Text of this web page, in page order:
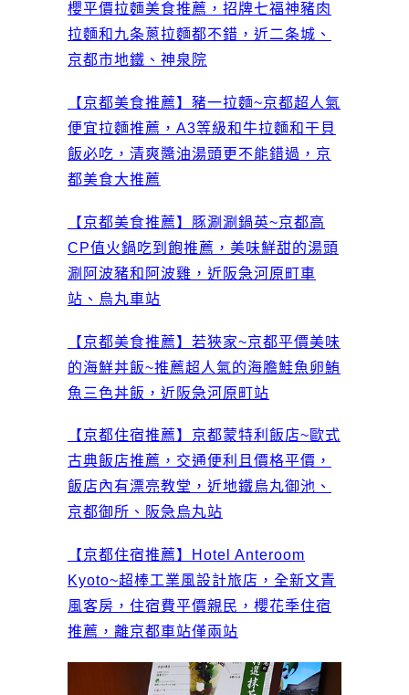
櫻平價拉麵美食推薦，招牌七福神豬肉
拉麵和九条蔥拉麵都不錯，近二条城、
京都市地鐵、神泉院
【京都美食推薦】豬一拉麵~京都超人氣
便宜拉麵推薦，A3等級和牛拉麵和干貝
飯必吃，清爽醬油湯頭更不能錯過，京
都美食大推薦
【京都美食推薦】豚涮涮鍋英~京都高
CP值火鍋吃到飽推薦，美味鮮甜的湯頭
涮阿波豬和阿波雞，近阪急河原町車
站、烏丸車站
【京都美食推薦】若狹家~京都平價美味
的海鮮丼飯~推薦超人氣的海膽鮭魚卵鮪
魚三色丼飯，近阪急河原町站
【京都住宿推薦】京都蒙特利飯店~歐式
古典飯店推薦，交通便利且價格平價，
飯店內有漂亮教堂，近地鐵烏丸御池、
京都御所、阪急烏丸站
【京都住宿推薦】Hotel Anteroom
Kyoto~超棒工業風設計旅店，全新文青
風客房，住宿費平價親民，櫻花季住宿
推薦，離京都車站僅兩站